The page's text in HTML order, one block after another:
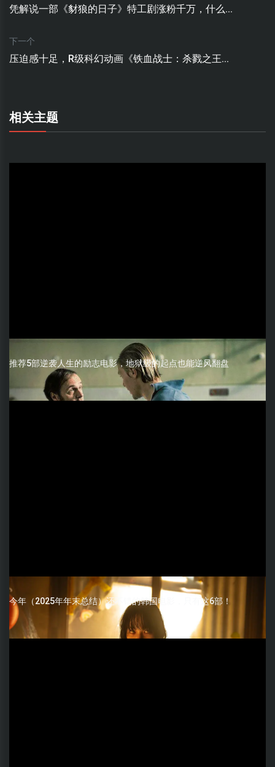
凭解说一部《豺狼的日子》特工剧涨粉千万，什么...
下一个
压迫感十足，R级科幻动画《铁血战士：杀戮之王...
相关主题
推荐5部逆袭人生的励志电影，地狱级的起点也能逆风翻盘
今年（2025年年末总结）还不错的韩国电影，只有这6部！